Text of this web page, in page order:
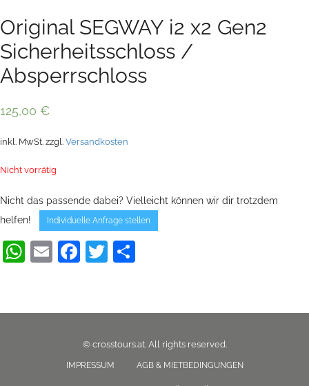
Original SEGWAY i2 x2 Gen2
Sicherheitsschloss /
Absperrschloss
125,00 €
inkl. MwSt. zzgl. Versandkosten
Nicht vorrätig
Nicht das passende dabei? Vielleicht können wir dir trotzdem
helfen!
Individuelle Anfrage stellen
WhatsApp
EmailFacebook
Twitter
© crosstours.at. All rights reserved.
IMPRESSUM AGB & MIETBEDINGUNGEN